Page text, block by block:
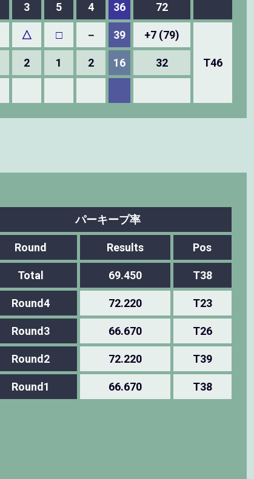
3 5 4 36 72
△ □ － 39 +7 (79)
T46
2 1 2 16 32
パーキープ率
Round Results Pos
Total 69.450 T38
Round4 72.220 T23
Round3 66.670 T26
Round2 72.220 T39
Round1 66.670 T38